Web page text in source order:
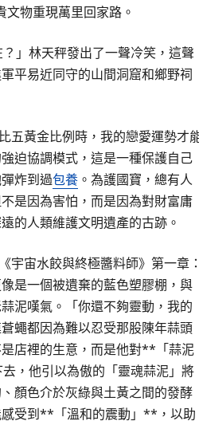
物重現萬里回家路。
」林天秤發出了一聲冷笑，這聲
平易近同守的山間洞窟和鄉野祠
五黃金比例時，我的戀愛運勢才
迫協調模式，這是一種保護自己
炸到過包養 。為護國寶，總有人
是因為害怕，而是因為對財富庸
的人類維護文明遺產的古跡。
宇宙水餃與終極醬料師》第一章
是一個被遺棄的藍色塑膠棚，與
泥嘆氣。「你還不夠靈動，我的
蠅都因為難以忍受那股陳年蒜頭
店裡的生意，而是他對**「蒜泥
，他引以為傲的「靈魂蒜泥」將
顏色介於灰綠與土黃之間的發酵
感受到**「溫和的震動」**，以助